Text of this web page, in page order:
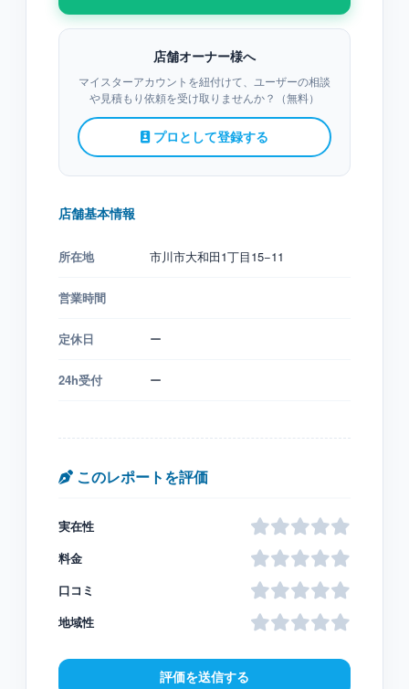
店舗オーナー様へ
マイスターアカウントを紐付けて、ユーザーの相談
や見積もり依頼を受け取りませんか？（無料）
プロとして登録する
店舗基本情報
所在地 市川市大和田1丁目15−11
営業時間
定休日 ー
24h受付 ー
このレポートを評価
実在性
料金
口コミ
地域性
評価を送信する